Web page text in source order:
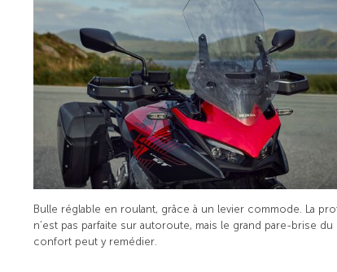
Bulle réglable en roulant, grâce à un levier commode. La
n’est pas parfaite sur autoroute, mais le grand pare-brise du
confort peut y remédier.